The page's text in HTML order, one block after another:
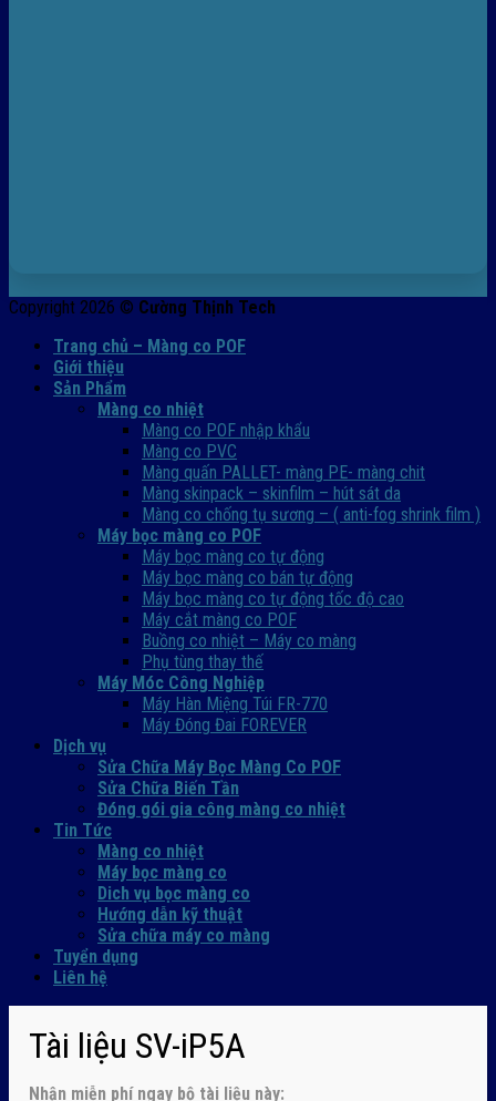
Copyright 2026 © Cường Thịnh Tech
Trang chủ – Màng co POF
Giới thiệu
Sản Phẩm
Màng co nhiệt
Màng co POF nhập khẩu
Màng co PVC
Màng quấn PALLET- màng PE- màng chit
Màng skinpack – skinfilm – hút sát da
Màng co chống tụ sương – ( anti-fog shrink film )
Máy bọc màng co POF
Máy bọc màng co tự động
Máy bọc màng co bán tự động
Máy bọc màng co tự động tốc độ cao
Máy cắt màng co POF
Buồng co nhiệt – Máy co màng
Phụ tùng thay thế
Máy Móc Công Nghiệp
Máy Hàn Miệng Túi FR-770
Máy Đóng Đai FOREVER
Dịch vụ
Sửa Chữa Máy Bọc Màng Co POF
Sửa Chữa Biến Tần
Đóng gói gia công màng co nhiệt
Tin Tức
Màng co nhiệt
Máy bọc màng co
Dich vụ bọc màng co
Hướng dẫn kỹ thuật
Sửa chữa máy co màng
Tuyển dụng
Liên hệ
Tài liệu SV-iP5A
Nhận miễn phí ngay bộ tài liệu này: